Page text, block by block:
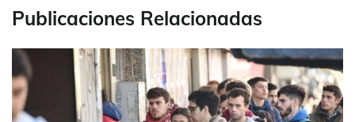
Publicaciones Relacionadas